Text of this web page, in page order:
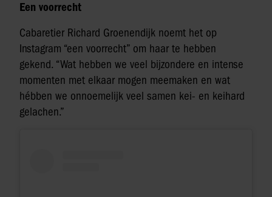
Een voorrecht
Cabaretier Richard Groenendijk noemt het op
Instagram “een voorrecht” om haar te hebben
gekend. “Wat hebben we veel bijzondere en intense
momenten met elkaar mogen meemaken en wat
hébben we onnoemelijk veel samen kei- en keihard
gelachen.”